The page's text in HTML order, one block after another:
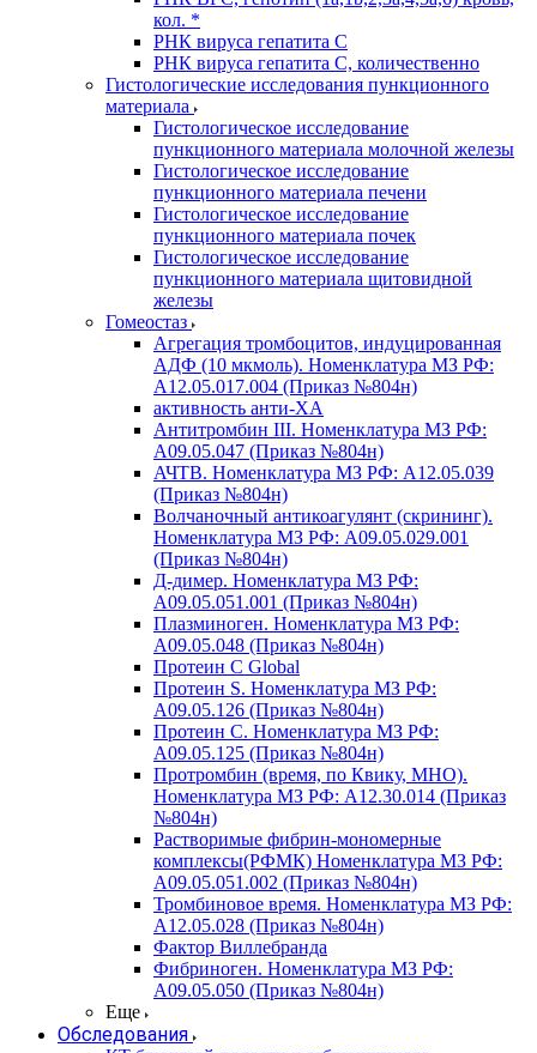
кол. *
РНК вируса гепатита C
РНК вируса гепатита C, количественно
Гистологические исследования пункционного
материала
Гистологическое исследование
пункционного материала молочной железы
Гистологическое исследование
пункционного материала печени
Гистологическое исследование
пункционного материала почек
Гистологическое исследование
пункционного материала щитовидной
железы
Гомеостаз
Агрегация тромбоцитов, индуцированная
АДФ (10 мкмоль). Номенклатура МЗ РФ:
A12.05.017.004 (Приказ №804н)
активность анти-ХА
Антитромбин III. Номенклатура МЗ РФ:
A09.05.047 (Приказ №804н)
АЧТВ. Номенклатура МЗ РФ: A12.05.039
(Приказ №804н)
Волчаночный антикоагулянт (скрининг).
Номенклатура МЗ РФ: A09.05.029.001
(Приказ №804н)
Д-димер. Номенклатура МЗ РФ:
A09.05.051.001 (Приказ №804н)
Плазминоген. Номенклатура МЗ РФ:
A09.05.048 (Приказ №804н)
Протеин C Global
Протеин S. Номенклатура МЗ РФ:
A09.05.126 (Приказ №804н)
Протеин С. Номенклатура МЗ РФ:
A09.05.125 (Приказ №804н)
Протромбин (время, по Квику, МНО).
Номенклатура МЗ РФ: A12.30.014 (Приказ
№804н)
Растворимые фибрин-мономерные
комплексы(РФМК) Номенклатура МЗ РФ:
A09.05.051.002 (Приказ №804н)
Тромбиновое время. Номенклатура МЗ РФ:
A12.05.028 (Приказ №804н)
Фактор Виллебранда
Фибриноген. Номенклатура МЗ РФ:
A09.05.050 (Приказ №804н)
Еще
Обследования